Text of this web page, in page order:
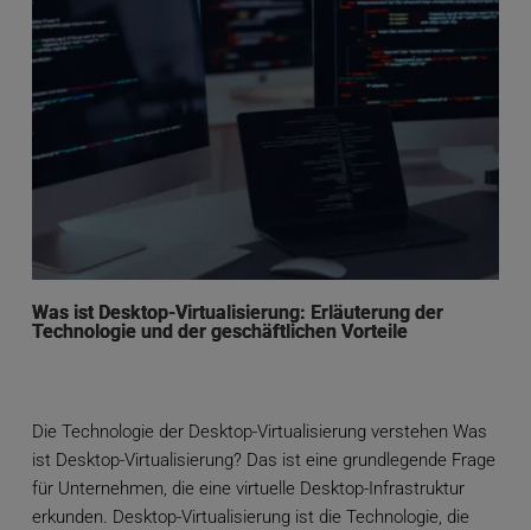
Was ist Desktop-Virtualisierung: Erläuterung der
Technologie und der geschäftlichen Vorteile
Die Technologie der Desktop-Virtualisierung verstehen Was
ist Desktop-Virtualisierung? Das ist eine grundlegende Frage
für Unternehmen, die eine virtuelle Desktop-Infrastruktur
erkunden. Desktop-Virtualisierung ist die Technologie, die